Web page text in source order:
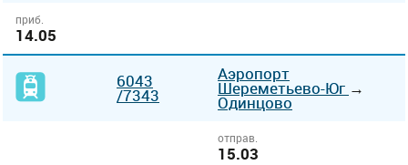
приб.
14.05
6043
/7343
Аэропорт
Шереметьево-Юг →
Одинцово
отправ.
15.03